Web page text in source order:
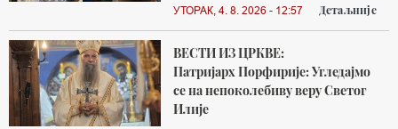
УТОРАК, 4. 8. 2026 - 12:57 Детаљније
ВЕСТИ ИЗ ЦРКВЕ:
Патријарх Порфирије: Угледајмо
се на непоколебиву веру Светог
Илије